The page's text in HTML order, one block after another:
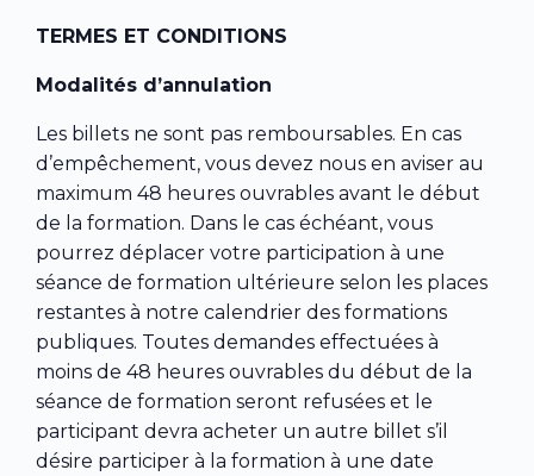
TERMES ET CONDITIONS
Modalités d’annulation
Les billets ne sont pas remboursables. En cas
d’empêchement, vous devez nous en aviser au
maximum 48 heures ouvrables avant le début
de la formation. Dans le cas échéant, vous
pourrez déplacer votre participation à une
séance de formation ultérieure selon les places
restantes à notre calendrier des formations
publiques. Toutes demandes effectuées à
moins de 48 heures ouvrables du début de la
séance de formation seront refusées et le
participant devra acheter un autre billet s’il
désire participer à la formation à une date